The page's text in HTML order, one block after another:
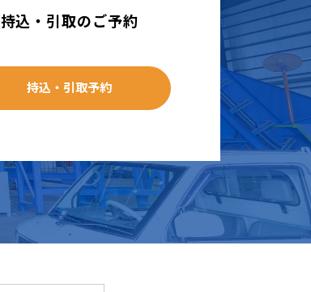
持込・引取のご予約
持込・引取予約